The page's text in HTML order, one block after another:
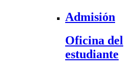
Admisión
Oficina del
estudiante